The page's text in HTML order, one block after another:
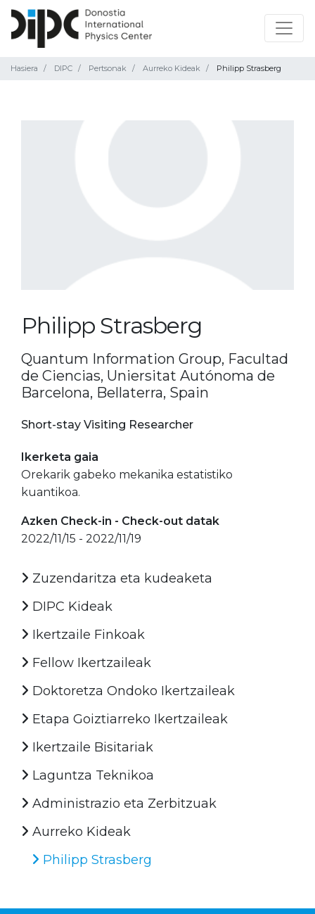
Hasiera DIPC Pertsonak Aurreko Kideak Philipp Strasberg
Philipp Strasberg
Quantum Information Group, Facultad
de Ciencias, Uniersitat Autónoma de
Barcelona, Bellaterra, Spain
Short-stay Visiting Researcher
Ikerketa gaia
Orekarik gabeko mekanika estatistiko
kuantikoa.
Azken Check-in - Check-out datak
2022/11/15 - 2022/11/19
Zuzendaritza eta kudeaketa
DIPC Kideak
Ikertzaile Finkoak
Fellow Ikertzaileak
Doktoretza Ondoko Ikertzaileak
Etapa Goiztiarreko Ikertzaileak
Ikertzaile Bisitariak
Laguntza Teknikoa
Administrazio eta Zerbitzuak
Aurreko Kideak
Philipp Strasberg